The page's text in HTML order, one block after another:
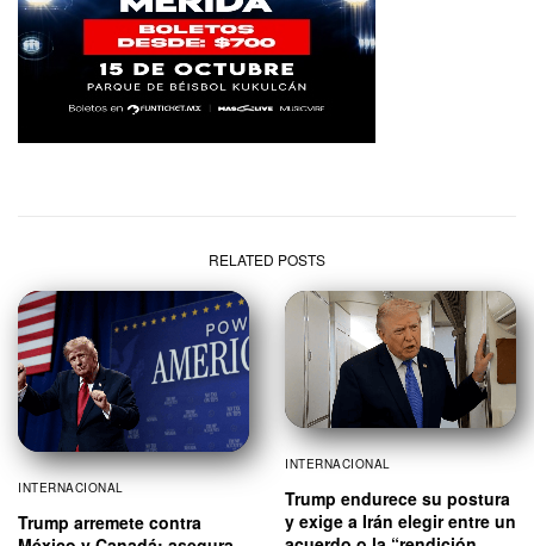
RELATED POSTS
INTERNACIONAL
Trump arremete contra
INTERNACIONAL
Trump endurece su postura
y exige a Irán elegir entre un